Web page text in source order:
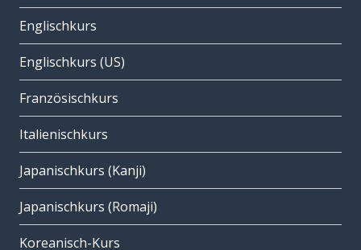
Englischkurs
Englischkurs (US)
Französischkurs
Italienischkurs
Japanischkurs (Kanji)
Japanischkurs (Romaji)
Koreanisch-Kurs